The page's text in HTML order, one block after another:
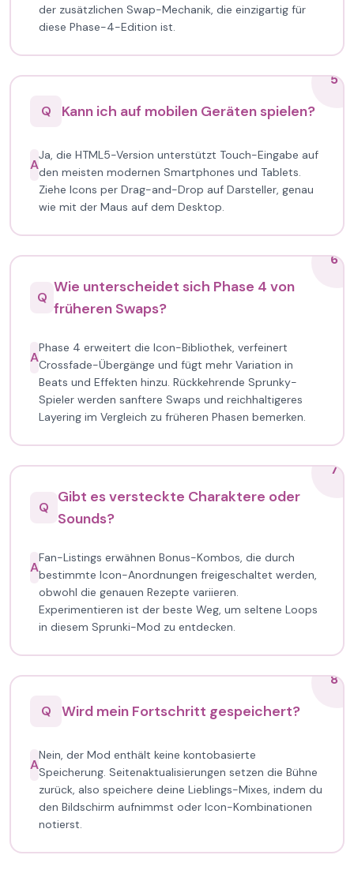
der zusätzlichen Swap-Mechanik, die einzigartig für
diese Phase-4-Edition ist.
5
Q
Kann ich auf mobilen Geräten spielen?
A
Ja, die HTML5-Version unterstützt Touch-Eingabe auf
den meisten modernen Smartphones und Tablets.
Ziehe Icons per Drag-and-Drop auf Darsteller, genau
wie mit der Maus auf dem Desktop.
6
Q
Wie unterscheidet sich Phase 4 von
früheren Swaps?
A
Phase 4 erweitert die Icon-Bibliothek, verfeinert
Crossfade-Übergänge und fügt mehr Variation in
Beats und Effekten hinzu. Rückkehrende Sprunky-
Spieler werden sanftere Swaps und reichhaltigeres
Layering im Vergleich zu früheren Phasen bemerken.
7
Q
Gibt es versteckte Charaktere oder
Sounds?
A
Fan-Listings erwähnen Bonus-Kombos, die durch
bestimmte Icon-Anordnungen freigeschaltet werden,
obwohl die genauen Rezepte variieren.
Experimentieren ist der beste Weg, um seltene Loops
in diesem Sprunki-Mod zu entdecken.
8
Q
Wird mein Fortschritt gespeichert?
A
Nein, der Mod enthält keine kontobasierte
Speicherung. Seitenaktualisierungen setzen die Bühne
zurück, also speichere deine Lieblings-Mixes, indem du
den Bildschirm aufnimmst oder Icon-Kombinationen
notierst.